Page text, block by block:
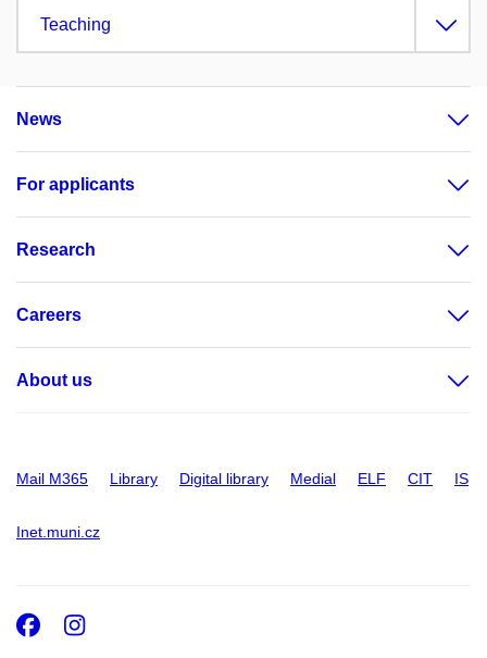
Teaching
News
For applicants
Research
Careers
About us
Mail M365 Library Digital library Medial ELF CIT IS
Inet.muni.cz
Facebook
Instagram